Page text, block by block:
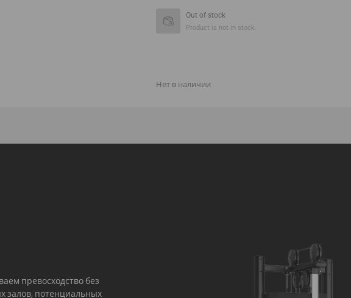
Out of stock
Product is not in stock.
Нет в наличии
превосходство без
залов, потенциальных